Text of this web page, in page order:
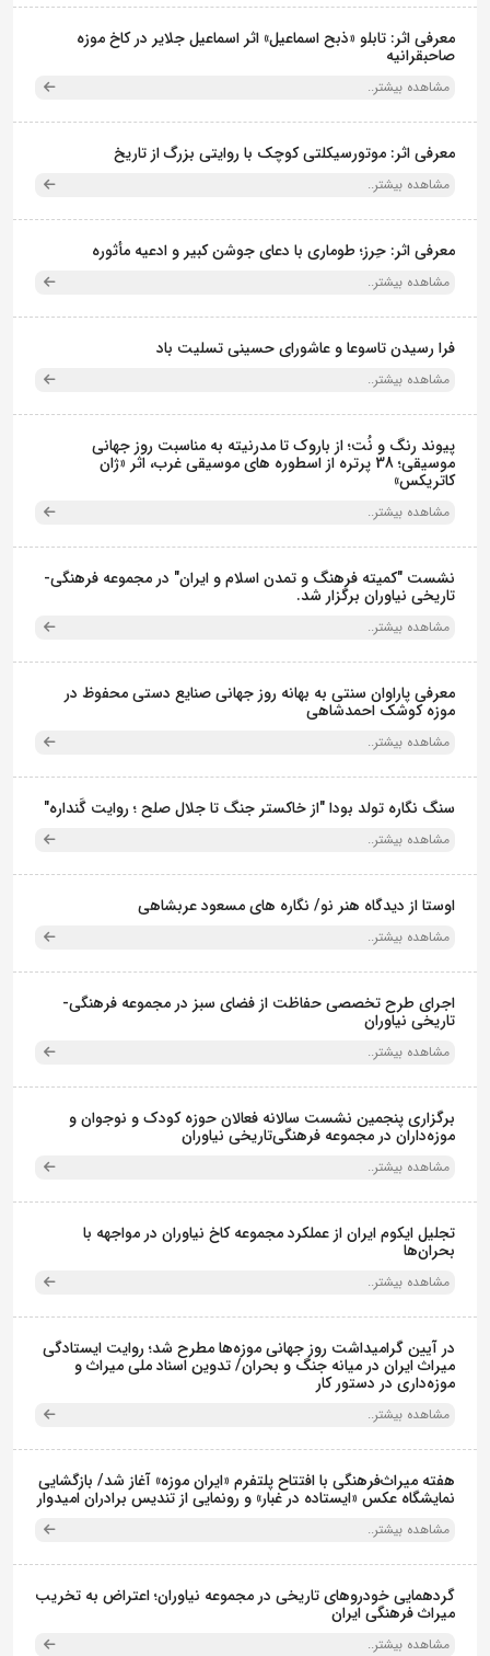
معرفی اثر: تابلو «ذبح اسماعیل» اثر اسماعیل جلایر در کاخ موزه
صاحبقرانیه
مشاهده بیشتر..
معرفی اثر: موتورسیکلتی کوچک با روایتی بزرگ از تاریخ
مشاهده بیشتر..
معرفی اثر: حِرز؛ طوماری با دعای جوشن کبیر و ادعیه مأثوره
مشاهده بیشتر..
فرا رسیدن تاسوعا و عاشورای حسینی تسلیت باد
مشاهده بیشتر..
پیوند رنگ و نُت؛ از باروک تا مدرنیته به مناسبت روز جهانی
موسیقی؛ 38 پرتره از اسطوره های موسیقی غرب، اثر «ژان
کاتریکس»
مشاهده بیشتر..
نشست "کمیته فرهنگ و تمدن اسلام و ایران" در مجموعه فرهنگی‌-
تاریخی نیاوران برگزار شد.
مشاهده بیشتر..
معرفی پاراوان سنتی به بهانه روز جهانی صنایع دستی محفوظ در
موزه کوشک احمدشاهی
مشاهده بیشتر..
سنگ نگاره تولد بودا "از خاکستر جنگ تا جلال صلح ؛ روایت گَنداره"
مشاهده بیشتر..
اوستا از دیدگاه هنر نو/ نگاره های مسعود عربشاهی
مشاهده بیشتر..
اجرای طرح تخصصی حفاظت از فضای سبز در مجموعه فرهنگی-
تاریخی نیاوران
مشاهده بیشتر..
برگزاری پنجمین نشست سالانه فعالان حوزه کودک و نوجوان و
موزه‌داران در مجموعه فرهنگی‌تاریخی نیاوران
مشاهده بیشتر..
تجلیل ایکوم ایران از عملکرد مجموعه کاخ نیاوران در مواجهه با
بحران‌ها
مشاهده بیشتر..
در آیین گرامیداشت روز جهانی موزه‌ها مطرح شد؛ روایت ایستادگی
میراث ایران در میانه جنگ و بحران/ تدوین اسناد ملی میراث و
موزه‌داری در دستور کار
مشاهده بیشتر..
هفته میراث‌فرهنگی با افتتاح پلتفرم «ایران موزه» آغاز شد/ بازگشایی
نمایشگاه عکس «ایستاده در غبار» و رونمایی از تندیس برادران امیدوار
مشاهده بیشتر..
گردهمایی خودروهای تاریخی در مجموعه نیاوران؛ اعتراض به تخریب
میراث فرهنگی ایران
مشاهده بیشتر..